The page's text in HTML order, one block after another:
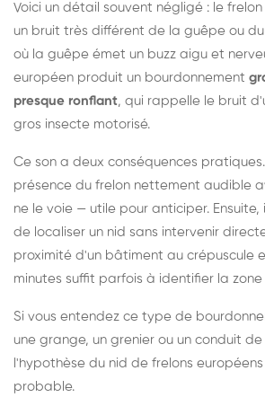
Voici un détail souvent négligé : le
un bruit très différent de la guêpe ou
où la guêpe émet un buzz aigu et
européen produit un bourdonnement
presque ronflant, qui rappelle le bruit
gros insecte motorisé.
Ce son a deux conséquences
présence du frelon nettement audible
ne le voie — utile pour anticiper.
de localiser un nid sans intervenir
proximité d'un bâtiment au crépuscule
minutes suffit parfois à identifier la
Si vous entendez ce type de
une grange, un grenier ou un conduit de
l'hypothèse du nid de frelons
probable.